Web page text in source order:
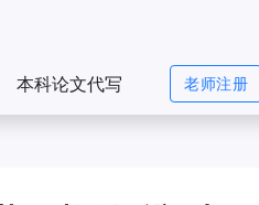
本科论文代写 老师注册